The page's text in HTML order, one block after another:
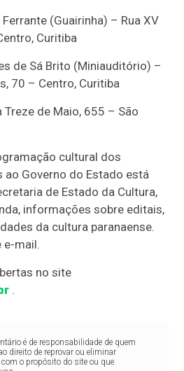
(Guairinha) – Rua XV
Curitiba
de Sá Brito (Miniauditório) –
70 – Centro, Curitiba
Treze de Maio, 655 – São
cultural dos
Governo do Estado está
de Estado da Cultura,
informações sobre editais,
da cultura paranaense.
e-mail.
no site
.
é de responsabilidade de quem
direito de reprovar ou eliminar
o propósito do site ou que